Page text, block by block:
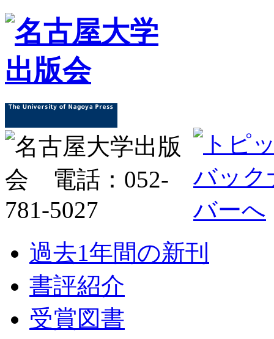
過去1年間の新刊
書評紹介
受賞図書